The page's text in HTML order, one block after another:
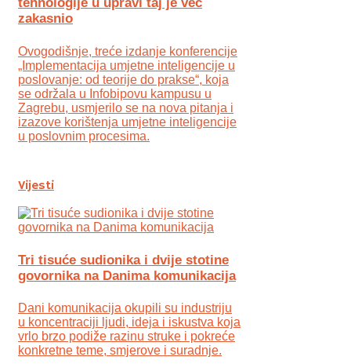
tehnologije u upravi taj je već
zakasnio
Ovogodišnje, treće izdanje konferencije
„Implementacija umjetne inteligencije u
poslovanje: od teorije do prakse“, koja
se održala u Infobipovu kampusu u
Zagrebu, usmjerilo se na nova pitanja i
izazove korištenja umjetne inteligencije
u poslovnim procesima.
Vijesti
Tri tisuće sudionika i dvije stotine
govornika na Danima komunikacija
Dani komunikacija okupili su industriju
u koncentraciji ljudi, ideja i iskustva koja
vrlo brzo podiže razinu struke i pokreće
konkretne teme, smjerove i suradnje.